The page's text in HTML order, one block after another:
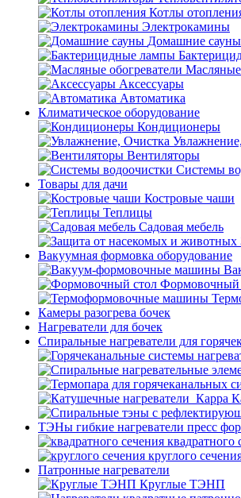
Котлы
Электрокамины
Домашние сауны
Масляные
Аксессуары
Автоматика
Климатическое оборудование
Кондиционеры
Вентиляторы
Системы
Товары для дачи
Костровые чаши
Теплицы
Садовая мебель
Вакуумная формовка оборудование
Формовочный
Камеры разогрева бочек
Нагреватели для бочек
Спиральные нагреватели для
ТЭНы гибкие нагреватели пресс
квадратного
круглого
Патронные нагреватели
Круглые ТЭНП